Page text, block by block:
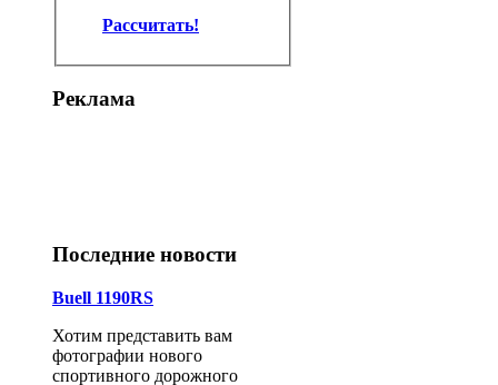
Рассчитать!
Реклама
Последние новости
Buell 1190RS
Хотим представить вам
фотографии нового
спортивного дорожного